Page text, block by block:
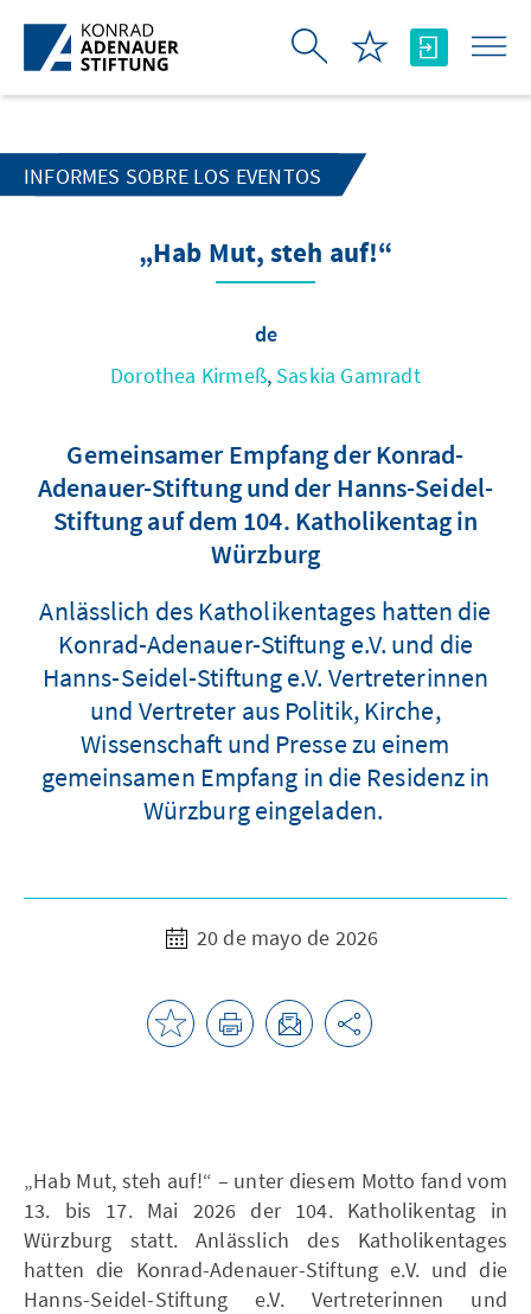
Saltar al contenido principal
INFORMES SOBRE LOS EVENTOS
„Hab Mut, steh auf!“
de
Dorothea Kirmeß, Saskia Gamradt
Gemeinsamer Empfang der Konrad-
Adenauer-Stiftung und der Hanns-Seidel-
Stiftung auf dem 104. Katholikentag in
Würzburg
Anlässlich des Katholikentages hatten die
Konrad-Adenauer-Stiftung e.V. und die
Hanns-Seidel-Stiftung e.V. Vertreterinnen
und Vertreter aus Politik, Kirche,
Wissenschaft und Presse zu einem
gemeinsamen Empfang in die Residenz in
Würzburg eingeladen.
20 de mayo de 2026
„Hab Mut, steh auf!“ – unter diesem Motto fand vom
13. bis 17. Mai 2026 der 104. Katholikentag in
Würzburg statt. Anlässlich des Katholikentages
hatten die Konrad-Adenauer-Stiftung e.V. und die
Hanns-Seidel-Stiftung e.V. Vertreterinnen und